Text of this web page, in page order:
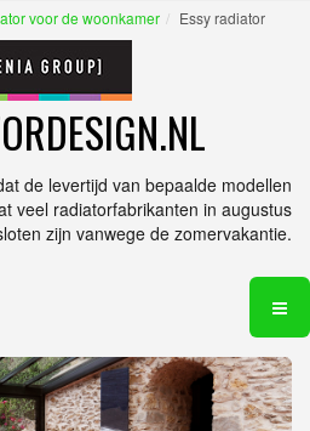
voor de woonkamer Essy radiator
de levertijd van bepaalde modellen
veel radiatorfabrikanten in augustus
zijn vanwege de zomervakantie.